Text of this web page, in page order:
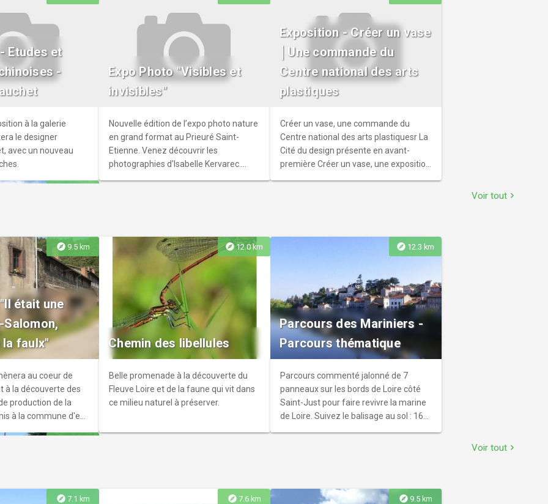
du
dissimulé en
respire la
une petite pinède
Etudes et
-
à la galerie
le designer
avec un nouveau
Expo Photo "Visibles et
invisibles"
Nouvelle édition de l’expo photo nature
en grand format au Prieuré Saint-
Etienne. Venez découvrir les
photographies d'Isabelle Kervarec.
Exposition - Créer un vase
│Une commande du
Centre national des arts
plastiques
Créer un vase, une commande du
Centre national des arts plastiquesr La
Cité du design présente en avant-
première Créer un vase, une exposition
bimensuelles
obligatoire r
via le site :
hauteloire.fr/le-
Voir tout chevron_right
explore 9.5 km
était une
faulx"
au coeur de
à la découverte des
production de la
à la commune d'en
explore 12.0 km
Chemin des libellules
Belle promenade à la découverte du
Fleuve Loire et de la faune qui vit dans
ce milieu naturel à préserver.
explore 12.3 km
Parcours des Mariniers -
Parcours thématique
Parcours commenté jalonné de 7
panneaux sur les bords de Loire côté
Saint-Just pour faire revivre la marine
de Loire. Suivez le balisage au sol : 16
Voir tout chevron_right
explore 7.1 km explore 7.6 km explore 9.5 km